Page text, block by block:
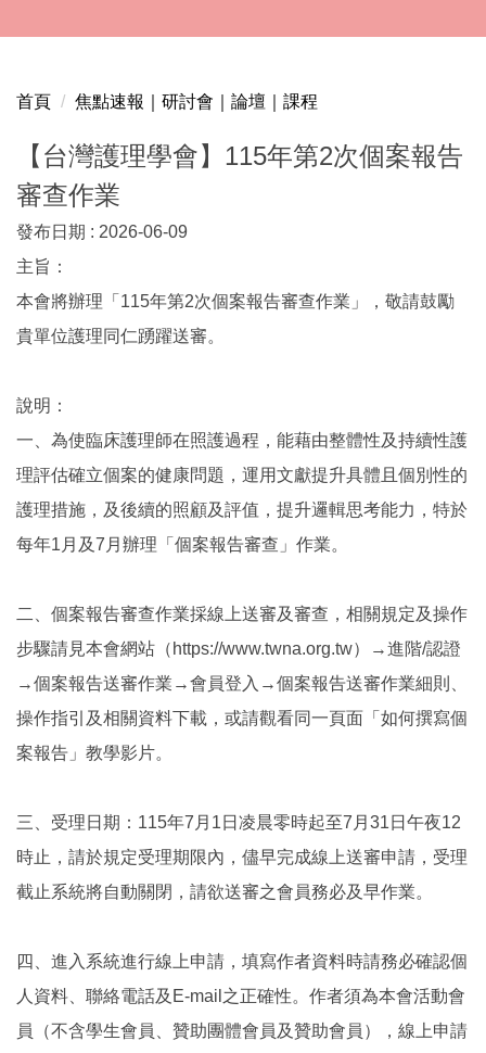
到
要
首頁 焦點速報｜研討會｜論壇｜課程
【台灣護理學會】115年第2次個案報告
審查作業
發布日期 : 2026-06-09
主旨：
本會將辦理「115年第2次個案報告審查作業」，敬請鼓勵
貴單位護理同仁踴躍送審。
說明：
一、為使臨床護理師在照護過程，能藉由整體性及持續性護
理評估確立個案的健康問題，運用文獻提升具體且個別性的
護理措施，及後續的照顧及評值，提升邏輯思考能力，特於
每年1月及7月辦理「個案報告審查」作業。
二、個案報告審查作業採線上送審及審查，相關規定及操作
步驟請見本會網站（https://www.twna.org.tw）→進階/認證
→個案報告送審作業→會員登入→個案報告送審作業細則、
操作指引及相關資料下載，或請觀看同一頁面「如何撰寫個
案報告」教學影片。
三、受理日期：115年7月1日凌晨零時起至7月31日午夜12
時止，請於規定受理期限內，儘早完成線上送審申請，受理
截止系統將自動關閉，請欲送審之會員務必及早作業。
四、進入系統進行線上申請，填寫作者資料時請務必確認個
人資料、聯絡電話及E-mail之正確性。作者須為本會活動會
員（不含學生會員、贊助團體會員及贊助會員），線上申請